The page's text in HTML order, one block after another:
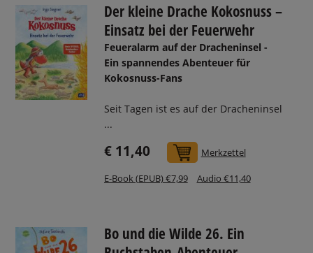
Der kleine Drache Kokosnuss –
Einsatz bei der Feuerwehr
Feueralarm auf der Dracheninsel -
Ein spannendes Abenteuer für
Kokosnuss-Fans
Seit Tagen ist es auf der Dracheninsel
...
€ 11,40 In den Warenkorb
Merkzettel
E-Book (EPUB) €7,99 Audio €11,40
Bo und die Wilde 26. Ein